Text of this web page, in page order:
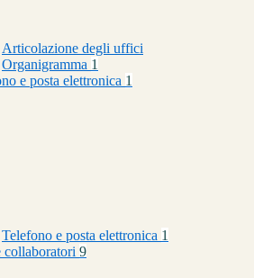
Articolazione degli uffici
Organigramma 1
e posta elettronica 1
Telefono e posta elettronica 1
collaboratori 9